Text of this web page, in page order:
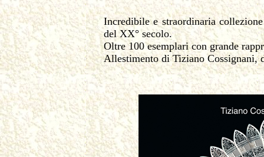
Incredibile e straordinaria
del XX° secolo.
Oltre 100 esemplari con grande
Allestimento di Tiziano Cossignani,